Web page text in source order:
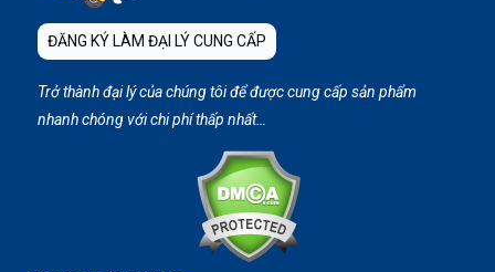
ĐĂNG KÝ LÀM ĐẠI LÝ CUNG CẤP
Trở thành đại lý của chúng tôi để được cung cấp sản phẩm
nhanh chóng với chi phí thấp nhất…